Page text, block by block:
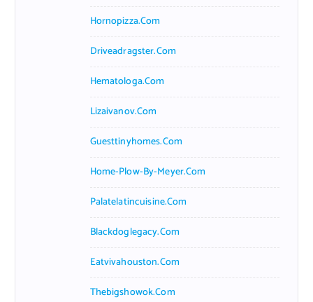
Hornopizza.com
Driveadragster.com
Hematologa.com
Lizaivanov.com
Guesttinyhomes.com
Home-Plow-By-Meyer.com
Palatelatincuisine.com
Blackdoglegacy.com
Eatvivahouston.com
Thebigshowok.com